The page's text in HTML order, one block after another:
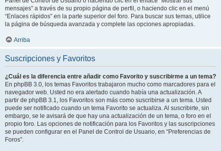
mensajes” a través de su propio página de perfil, o haciendo clic en el menú
“Enlaces rápidos” en la parte superior del foro. Para buscar sus temas, utilice
la página de búsqueda avanzada y complete las opciones apropiadas.
Arriba
Suscripciones y Favoritos
¿Cuál es la diferencia entre añadir como Favorito y suscribirme a un tema?
En phpBB 3.0, los temas Favoritos trabajaron mucho como marcadores para el
navegador web. Usted no era alertado cuando había una actualización. A
partir de phpBB 3.1, los Favoritos son más como suscribirse a un tema. Usted
puede ser notificado cuando un tema Favorito se actualiza. Al suscribirte, sin
embargo, se le avisará de que hay una actualización de un tema, o foro en el
propio foro. Las opciones de notificación para los Favoritos y las suscripciones
se pueden configurar en el Panel de Control de Usuario, en “Preferencias de
Foros”.